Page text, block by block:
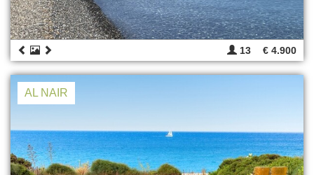
13 € 4.900
AL NAIR